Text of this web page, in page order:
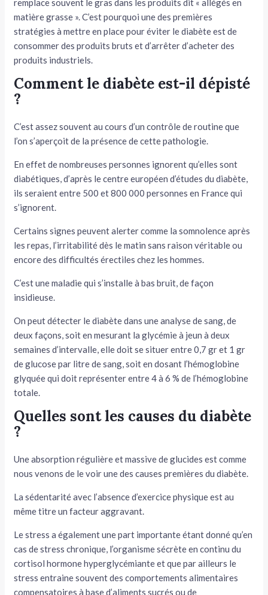
remplace souvent le gras dans les produits dit « allégés en
matière grasse ». C’est pourquoi une des premières
stratégies à mettre en place pour éviter le diabète est de
consommer des produits bruts et d’arrêter d’acheter des
produits industriels.
Comment le diabète est-il dépisté
?
C’est assez souvent au cours d’un contrôle de routine que
l’on s’aperçoit de la présence de cette pathologie.
En effet de nombreuses personnes ignorent qu’elles sont
diabétiques, d’après le centre européen d’études du diabète,
ils seraient entre 500 et 800 000 personnes en France qui
s’ignorent.
Certains signes peuvent alerter comme la somnolence après
les repas, l’irritabilité dès le matin sans raison véritable ou
encore des difficultés érectiles chez les hommes.
C’est une maladie qui s’installe à bas bruit, de façon
insidieuse.
On peut détecter le diabète dans une analyse de sang, de
deux façons, soit en mesurant la glycémie à jeun à deux
semaines d’intervalle, elle doit se situer entre 0,7 gr et 1 gr
de glucose par litre de sang, soit en dosant l’hémoglobine
glyquée qui doit représenter entre 4 à 6 % de l’hémoglobine
totale.
Quelles sont les causes du diabète
?
Une absorption régulière et massive de glucides est comme
nous venons de le voir une des causes premières du diabète.
La sédentarité avec l’absence d’exercice physique est au
même titre un facteur aggravant.
Le stress a également une part importante étant donné qu’en
cas de stress chronique, l’organisme sécrète en continu du
cortisol hormone hyperglycémiante et que par ailleurs le
stress entraine souvent des comportements alimentaires
compensatoires à base d’aliments sucrés ou de